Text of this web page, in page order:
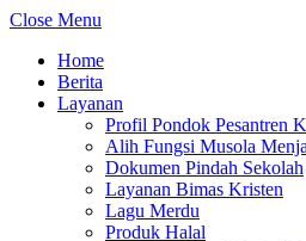
Close Menu
Home
Berita
Layanan
Profil Pondok Pesantren
Alih Fungsi Musola
Dokumen Pindah Sekolah
Layanan Bimas Kristen
Lagu Merdu
Produk Halal